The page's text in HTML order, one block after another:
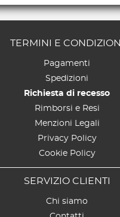
TERMINI E CONDIZIONI
Pagamenti
Spedizioni
Richiesta di recesso
Rimborsi e Resi
Menzioni Legali
Privacy Policy
Cookie Policy
SERVIZIO CLIENTI
Chi siamo